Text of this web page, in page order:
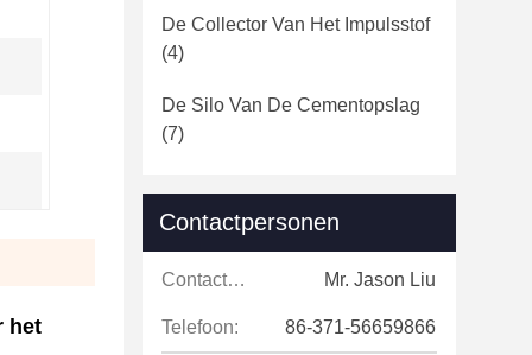
het
De Collector Van Het Impulsstof
(4)
De Silo Van De Cementopslag
(7)
Contactpersonen
Contactpersonen: Mr. Jason Liu
Telefoon: 86-371-56659866